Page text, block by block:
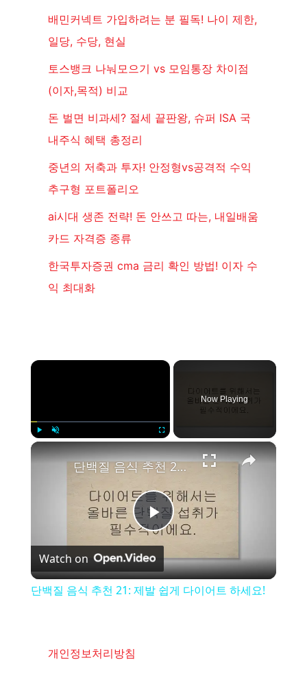
배민커넥트 가입하려는 분 필독! 나이 제한,
일당, 수당, 현실
토스뱅크 나눠모으기 vs 모임통장 차이점
(이자,목적) 비교
돈 벌면 비과세? 절세 끝판왕, 슈퍼 ISA 국
내주식 혜택 총정리
중년의 저축과 투자! 안정형vs공격적 수익
추구형 포트폴리오
ai시대 생존 전략! 돈 안쓰고 따는, 내일배움
카드 자격증 종류
한국투자증권 cma 금리 확인 방법! 이자 수
익 최대화
×
Now Playing
×
P
l
단백질 음식 추천 21: 제발 쉽게 다이어트 하세요!
Watch on
단백질 음식 추천 21: 제발 쉽게 다이어트 하세요!
개인정보처리방침